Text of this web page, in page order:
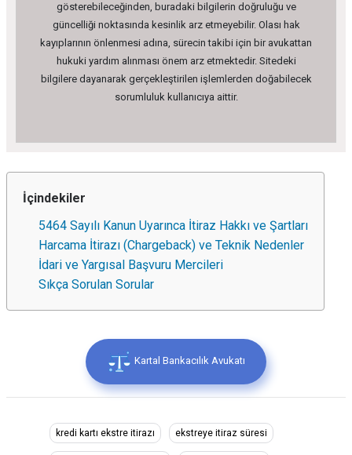
gösterebileceğinden, buradaki bilgilerin doğruluğu ve
güncelliği noktasında kesinlik arz etmeyebilir. Olası hak
kayıplarının önlenmesi adına, sürecin takibi için bir avukattan
hukuki yardım alınması önem arz etmektedir. Sitedeki
bilgilere dayanarak gerçekleştirilen işlemlerden doğabilecek
sorumluluk kullanıcıya aittir.
İçindekiler
5464 Sayılı Kanun Uyarınca İtiraz Hakkı ve Şartları
Harcama İtirazı (Chargeback) ve Teknik Nedenler
İdari ve Yargısal Başvuru Mercileri
Sıkça Sorulan Sorular
Kartal Bankacılık Avukatı
kredi kartı ekstre itirazı ekstreye itiraz süresi